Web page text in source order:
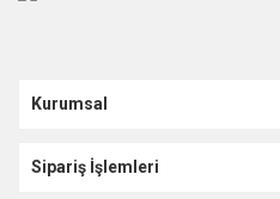
Kurumsal
Sipariş İşlemleri